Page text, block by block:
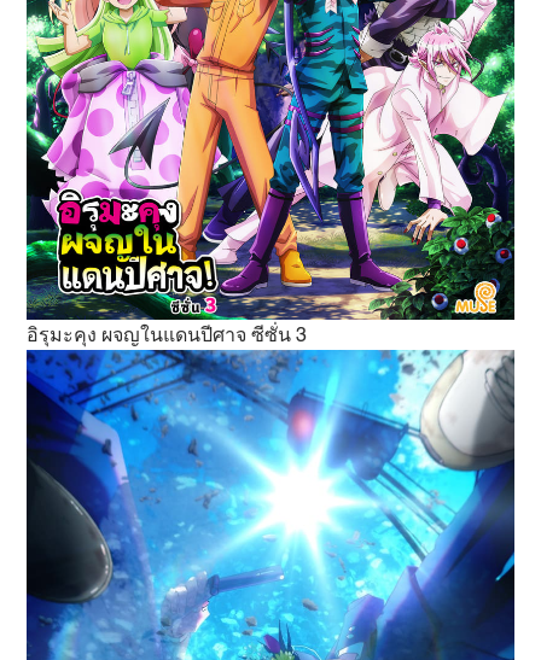
อิรุมะคุง ผจญในแดนปีศาจ ซีซั่น 3